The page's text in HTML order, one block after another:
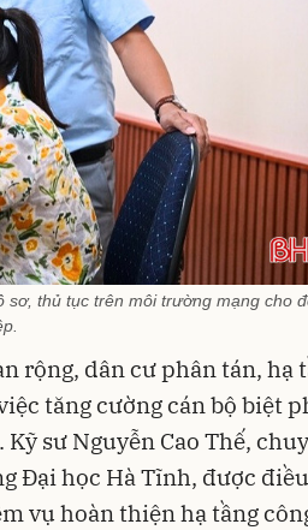
thủ tục trên môi trường mạng cho
rộng, dân cư phân tán, hạ
tăng cường cán bộ biệt
sư Nguyễn Cao Thế,
Đại học Hà Tĩnh, được điều
vụ hoàn thiện hạ tầng